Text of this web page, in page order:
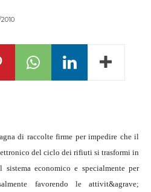
di raccolte firme per impedire che il
del ciclo dei rifiuti si trasformi in
economico e specialmente per
favorendo le attivit&agrave;